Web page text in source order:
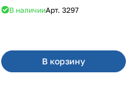
В наличииАрт. 3297
В корзину